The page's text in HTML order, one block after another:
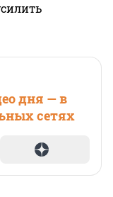
дня — в
сетях